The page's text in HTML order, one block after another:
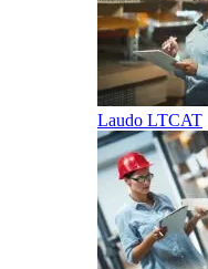
Laudo LTCAT